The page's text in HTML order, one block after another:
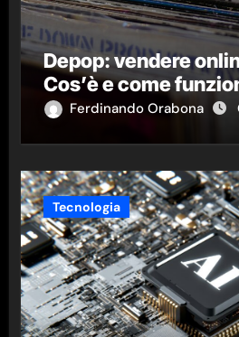
Depop: vendere
Cos’è e come
Ferdinando Orabona
Tecnologia